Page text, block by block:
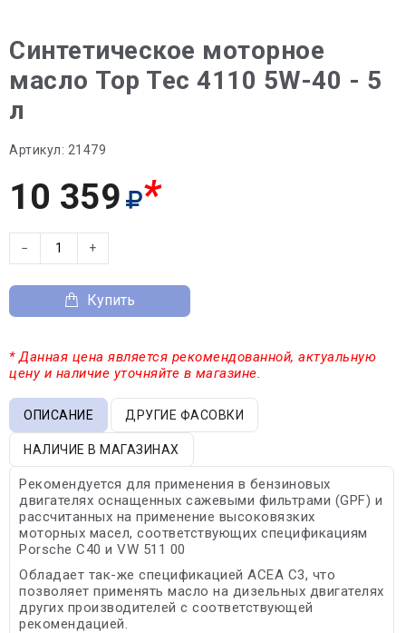
Синтетическое моторное
масло Top Tec 4110 5W-40 - 5
л
Артикул: 21479
10 359 *
− +
Купить
* Данная цена является рекомендованной, актуальную
цену и наличие уточняйте в магазине.
ОПИСАНИЕ ДРУГИЕ ФАСОВКИ
НАЛИЧИЕ В МАГАЗИНАХ
Рекомендуется для применения в бензиновых
двигателях оснащенных сажевыми фильтрами (GPF) и
рассчитанных на применение высоковязких
моторных масел, соответствующих спецификациям
Porsche C40 и VW 511 00
Обладает так-же спецификацией ACEA C3, что
позволяет применять масло на дизельных двигателях
других производителей с соответствующей
рекомендацией.